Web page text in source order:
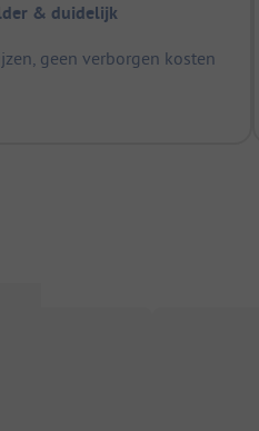
& duidelijk
geen verborgen kosten